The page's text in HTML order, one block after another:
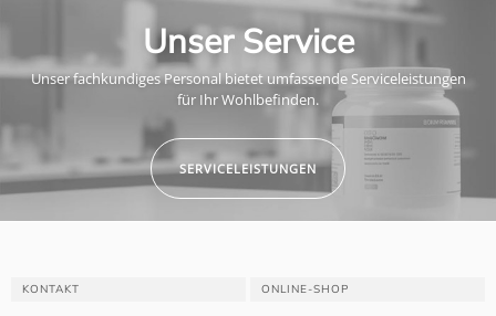
Unser Service
Unser fachkundiges Personal bietet umfassende Serviceleistungen
für Ihr Wohlbefinden.
SERVICELEISTUNGEN
KONTAKT ONLINE-SHOP